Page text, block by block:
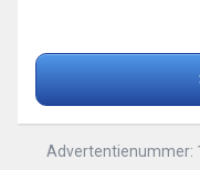
Advertentienummer: